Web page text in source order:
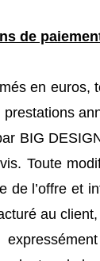
de
en euros,
BIG
Toute
de l’offre et
au